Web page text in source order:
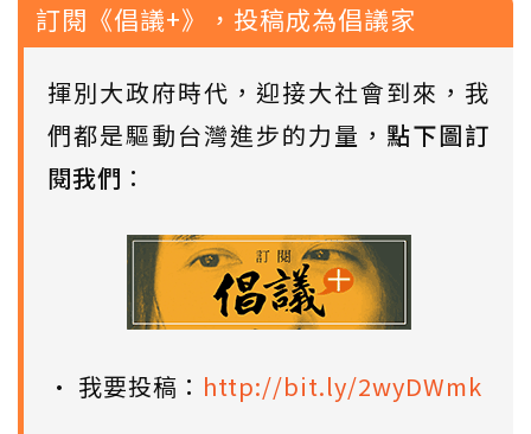
訂閱《倡議+》，投稿成為倡議家
揮別大政府時代，迎接大社會到來，我
們都是驅動台灣進步的力量， 點下圖訂
閱我們 ：
• 我要投稿： http://bit.ly/2wyDWmk